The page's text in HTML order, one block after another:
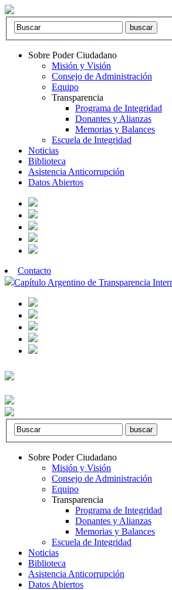
Sobre Poder Ciudadano
Misión y Visión
Consejo de Administración
Equipo
Transparencia
Programa de Integridad
Donantes y Alianzas
Memorias y Balances
Escuela de Integridad
Noticias
Biblioteca
Asistencia Anticorrupción
Datos Abiertos
Contacto
Capítulo Argentino de Transparencia
Sobre Poder Ciudadano
Misión y Visión
Consejo de Administración
Equipo
Transparencia
Programa de Integridad
Donantes y Alianzas
Memorias y Balances
Escuela de Integridad
Noticias
Biblioteca
Asistencia Anticorrupción
Datos Abiertos